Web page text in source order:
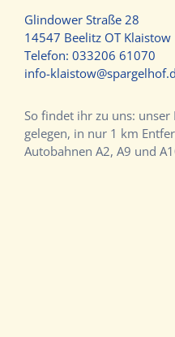
Glindower Straße 28
14547 Beelitz OT Klaistow
Telefon: 033206 61070
info-
So findet ihr zu uns:
gelegen, in nur 1 km
Autobahnen A2, A9 und